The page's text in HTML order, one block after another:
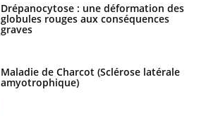
Drépanocytose : une déformation des
globules rouges aux conséquences
graves
Maladie de Charcot (Sclérose latérale
amyotrophique)